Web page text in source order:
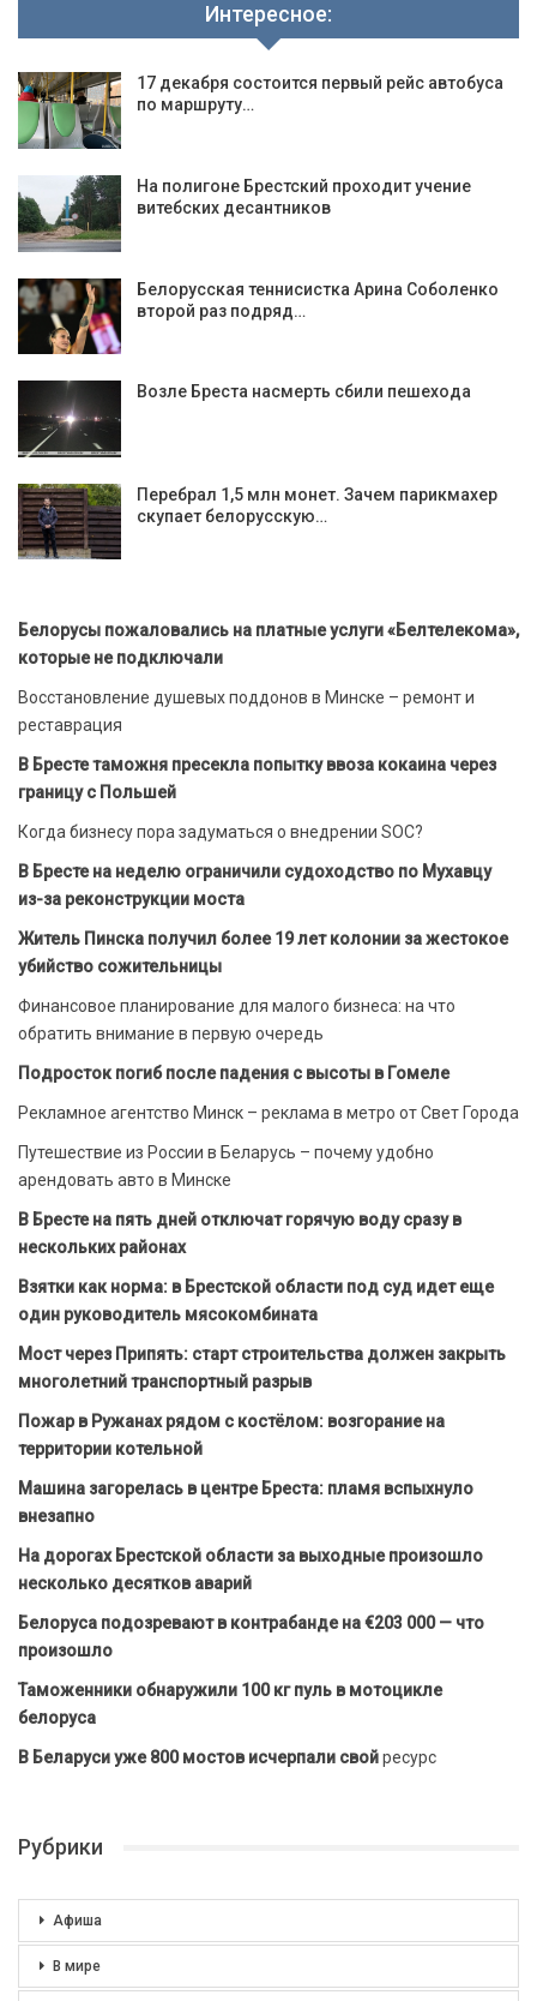
Интересное:
17 декабря состоится первый рейс автобуса
по маршруту…
На полигоне Брестский проходит учение
витебских десантников
Белорусская теннисистка Арина Соболенко
второй раз подряд…
Возле Бреста насмерть сбили пешехода
Перебрал 1,5 млн монет. Зачем парикмахер
скупает белорусскую…
Белорусы пожаловались на платные услуги «Белтелекома»,
которые не подключали
Восстановление душевых поддонов в Минске – ремонт и
реставрация
В Бресте таможня пресекла попытку ввоза кокаина через
границу с Польшей
Когда бизнесу пора задуматься о внедрении SOC?
В Бресте на неделю ограничили судоходство по Мухавцу
из-за реконструкции моста
Житель Пинска получил более 19 лет колонии за жестокое
убийство сожительницы
Финансовое планирование для малого бизнеса: на что
обратить внимание в первую очередь
Подросток погиб после падения с высоты в Гомеле
Рекламное агентство Минск – реклама в метро от Свет Города
Путешествие из России в Беларусь – почему удобно
арендовать авто в Минске
В Бресте на пять дней отключат горячую воду сразу в
нескольких районах
Взятки как норма: в Брестской области под суд идет еще
один руководитель мясокомбината
Мост через Припять: старт строительства должен закрыть
многолетний транспортный разрыв
Пожар в Ружанах рядом с костёлом: возгорание на
территории котельной
Машина загорелась в центре Бреста: пламя вспыхнуло
внезапно
На дорогах Брестской области за выходные произошло
несколько десятков аварий
Белоруса подозревают в контрабанде на €203 000 — что
произошло
Таможенники обнаружили 100 кг пуль в мотоцикле
белоруса
В Беларуси уже 800 мостов исчерпали свойресурс
Рубрики
Афиша
В мире